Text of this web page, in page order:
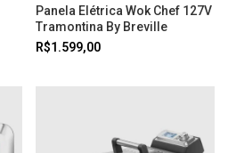
Panela Elétrica Wok Chef 127V
Tramontina By Breville
R$1.599,00